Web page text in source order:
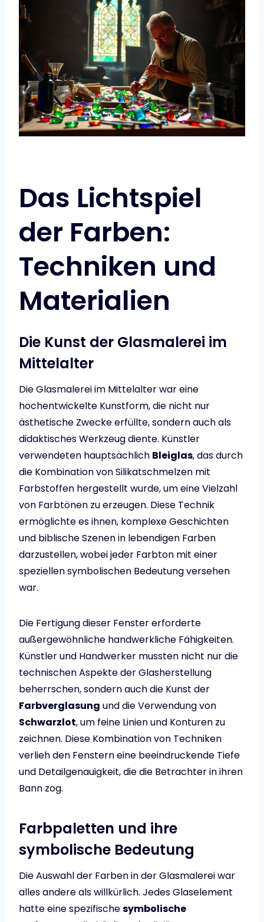
Das Lichtspiel
der Farben:
Techniken und
Materialien
Die Kunst der Glasmalerei im
Mittelalter
Die Glasmalerei im Mittelalter war eine
hochentwickelte Kunstform, die nicht nur
ästhetische Zwecke erfüllte, sondern auch als
didaktisches Werkzeug diente. Künstler
verwendeten hauptsächlich Bleiglas, das durch
die Kombination von Silikatschmelzen mit
Farbstoffen hergestellt wurde, um eine Vielzahl
von Farbtönen zu erzeugen. Diese Technik
ermöglichte es ihnen, komplexe Geschichten
und biblische Szenen in lebendigen Farben
darzustellen, wobei jeder Farbton mit einer
speziellen symbolischen Bedeutung versehen
war.
Die Fertigung dieser Fenster erforderte
außergewöhnliche handwerkliche Fähigkeiten.
Künstler und Handwerker mussten nicht nur die
technischen Aspekte der Glasherstellung
beherrschen, sondern auch die Kunst der
Farbverglasung und die Verwendung von
Schwarzlot, um feine Linien und Konturen zu
zeichnen. Diese Kombination von Techniken
verlieh den Fenstern eine beeindruckende Tiefe
und Detailgenauigkeit, die die Betrachter in ihren
Bann zog.
Farbpaletten und ihre
symbolische Bedeutung
Die Auswahl der Farben in der Glasmalerei war
alles andere als willkürlich. Jedes Glaselement
hatte eine spezifischesymbolische